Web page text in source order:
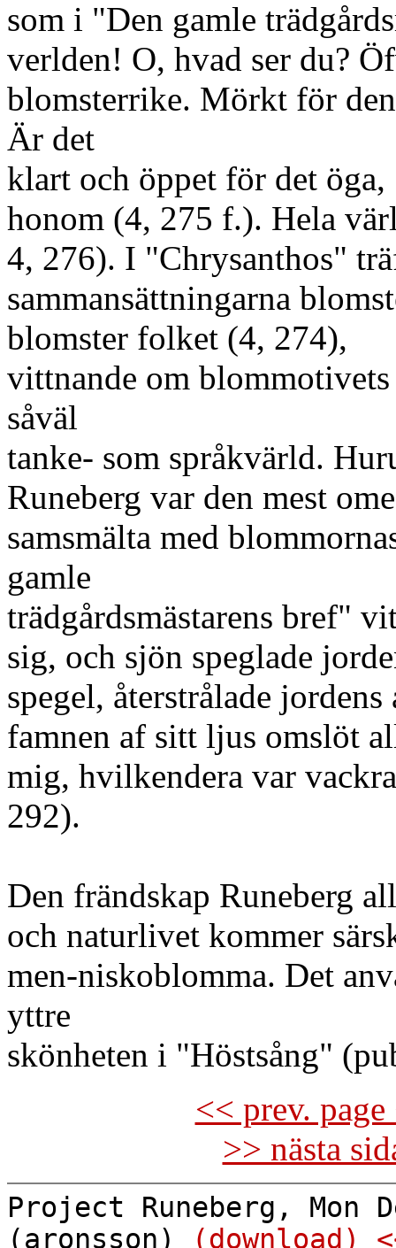
som i "Den gamle
verlden! O, hvad ser du?
blomsterrike. Mörkt för
Är det
klart och öppet för det
honom (4, 275 f.). Hela
4, 276). I "Chrysanthos"
sammansättningarna
blomster folket (4, 274),
vittnande om
såväl
tanke- som språkvärld.
Runeberg var den mest
samsmälta med
gamle
trädgårdsmästarens bref"
sig, och sjön speglade
spegel, återstrålade
famnen af sitt ljus omslöt
mig, hvilkendera var
292).
Den frändskap Runeberg
och naturlivet kommer
men-niskoblomma. Det
yttre
skönheten i "Höstsång"
<< prev.
>> nästa
Project Runeberg, Mon
(aronsson)
(download)